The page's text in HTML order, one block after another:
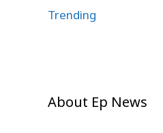
Trending
About Ep News